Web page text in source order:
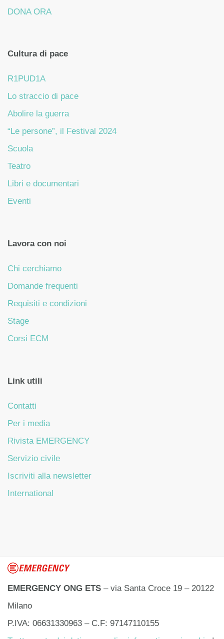
DONA ORA
Cultura di pace
R1PUD1A
Lo straccio di pace
Abolire la guerra
“Le persone”, il Festival 2024
Scuola
Teatro
Libri e documentari
Eventi
Lavora con noi
Chi cerchiamo
Domande frequenti
Requisiti e condizioni
Stage
Corsi ECM
Link utili
Contatti
Per i media
Rivista EMERGENCY
Servizio civile
Iscriviti alla newsletter
International
EMERGENCY ONG ETS – via Santa Croce 19 – 20122
Milano
P.IVA: 06631330963 – C.F: 97147110155